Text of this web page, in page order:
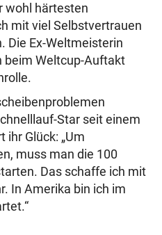
wohl härtesten
mit viel Selbstvertrauen
Die Ex-Weltmeisterin
beim Weltcup-Auftakt
Star seit einem
Glück: „Um
muss man die 100
Das schaffe ich mit
In Amerika bin ich im